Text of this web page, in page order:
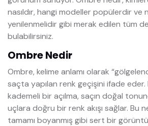
nasıldır, hangi modeller popülerdir ve
yenilenmelidir gibi merak edilen tüm
bulabilirsiniz.
Ombre Nedir
Ombre, kelime anlamı olarak
saçta yapılan renk geçişini ifade
kademeli bir açılma, saçın doğal
uçlara doğru bir renk akışı sağlar. Bu
tamamı boyanmış gibi sert bir görüntü